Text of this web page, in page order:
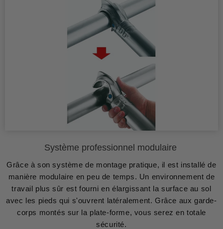
Système professionnel modulaire
Grâce à son système de montage pratique, il est installé de
manière modulaire en peu de temps. Un environnement de
travail plus sûr est fourni en élargissant la surface au sol
avec les pieds qui s'ouvrent latéralement. Grâce aux garde-
corps montés sur la plate-forme, vous serez en totale
sécurité.